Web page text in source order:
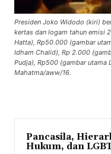
Presiden Joko Widodo (kiri)
kertas dan logam tahun emisi
Hatta), Rp50.000 (gambar
Idham Chalid), Rp 2.000
Pudja), Rp500 (gambar utama
Mahatma/aww/16.
Pancasila,
Hukum, dan